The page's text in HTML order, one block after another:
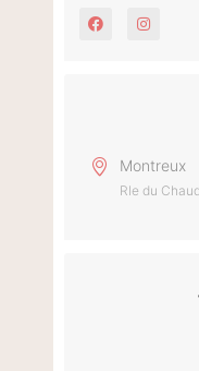
Montreux
Rle du